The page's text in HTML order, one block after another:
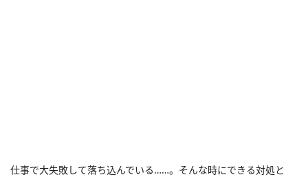
仕事で大失敗して落ち込んでいる……。そんな時にできる対処と